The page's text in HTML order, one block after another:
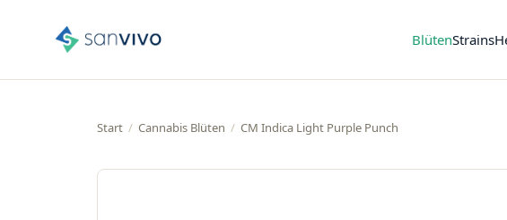
BlütenStrains
Start / Cannabis Blüten / CM Indica Light Purple Punch